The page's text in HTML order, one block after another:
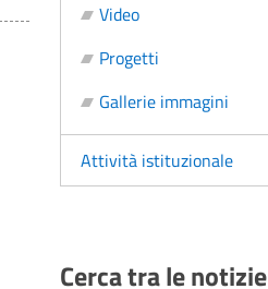
Video
Progetti
Gallerie immagini
Attività istituzionale
Cerca tra le notizie